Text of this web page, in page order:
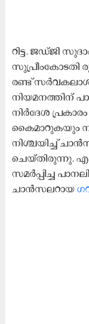
റിട്ട. ജഡ്ജി
സുപ്രീംകോടതി
രണ്ട്
നിയമനത്തിന്
നിർദേശ
കൈമാറുകയും
നിശ്ചയിച്ച്
ചെയ്തിരുന്നു.
സമർപ്പിച്ച
ചാൻസലറായ